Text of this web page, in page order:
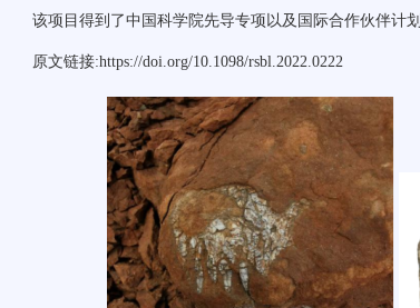
该项目得到了中国科学院先导专项以及国际合作伙伴计划
原文链接:https://doi.org/10.1098/rsbl.2022.0222